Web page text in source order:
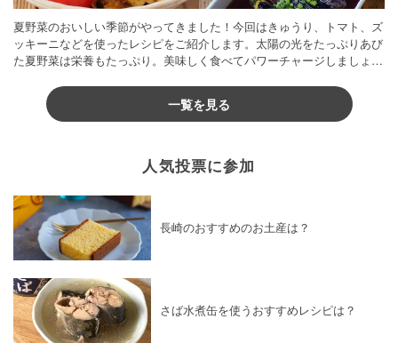
夏野菜のおいしい季節がやってきました！今回はきゅうり、トマト、ズ
ッキーニなどを使ったレシピをご紹介します。太陽の光をたっぷりあび
た夏野菜は栄養もたっぷり。美味しく食べてパワーチャージしましょう
一覧を見る
人気投票に参加
長崎のおすすめのお土産は？
さば水煮缶を使うおすすめレシピは？